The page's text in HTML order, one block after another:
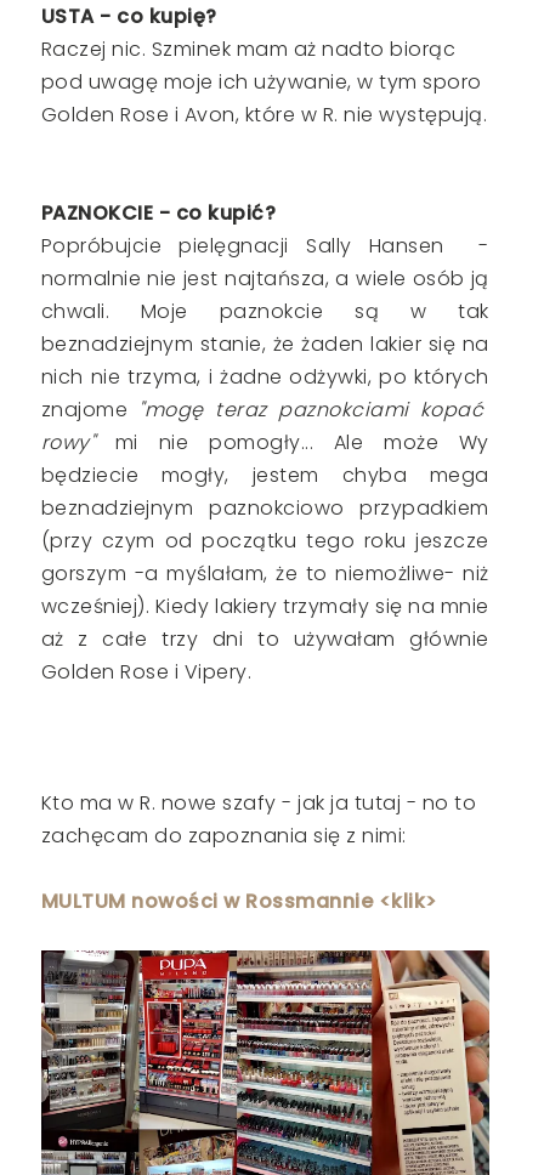
USTA - co kupię?
Raczej nic. Szminek mam aż nadto biorąc
pod uwagę moje ich używanie, w tym sporo
Golden Rose i Avon, które w R. nie występują.
PAZNOKCIE - co kupić?
Popróbujcie pielęgnacji Sally Hansen -
normalnie nie jest najtańsza, a wiele osób ją
chwali. Moje paznokcie są w tak
beznadziejnym stanie, że żaden lakier się na
nich nie trzyma, i żadne odżywki, po których
znajome "mogę teraz paznokciami kopać
rowy"mi nie pomogły... Ale może Wy
będziecie mogły, jestem chyba mega
beznadziejnym paznokciowo przypadkiem
(przy czym od początku tego roku jeszcze
gorszym -a myślałam, że to niemożliwe- niż
wcześniej). Kiedy lakiery trzymały się na mnie
aż z całe trzy dni to używałam głównie
Golden Rose i Vipery.
Kto ma w R. nowe szafy - jak ja tutaj - no to
zachęcam do zapoznania się z nimi:
MULTUM nowości w Rossmannie <klik>